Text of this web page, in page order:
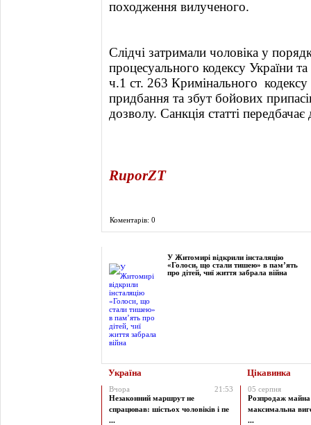
походження вилученого.
Слідчі затримали чоловіка у
процесуального кодексу України
ч.1 ст. 263 Кримінального кодексу
придбання та збут бойових
дозволу. Санкція статті
RuporZT
Коментарів: 0
У Житомирі відкрили інсталяцію
«Голоси, що стали тишею» в пам’ять
про дітей, чиї життя забрала війна
Україна Цікавинка
Вчора
21:53
Незаконний маршрут не
спрацював: шістьох чоловіків і пе
...
05 серпня
Розпродаж майна
максимальна
...